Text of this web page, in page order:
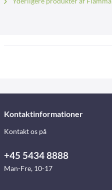
Kontaktinformationer
Kontakt os på
+45 5434 8888
Man-Fre, 10-17